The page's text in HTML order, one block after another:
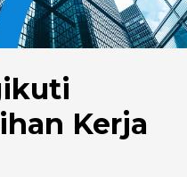
Kerja